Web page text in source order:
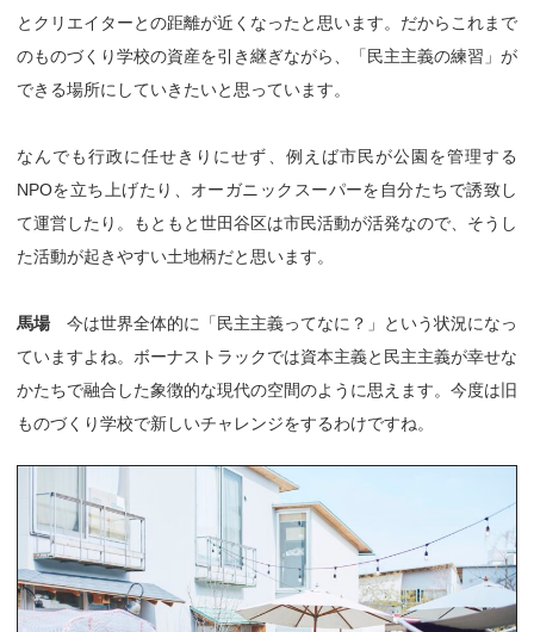
とクリエイターとの距離が近くなったと思います。だからこれまで
のものづくり学校の資産を引き継ぎながら、「民主主義の練習」が
できる場所にしていきたいと思っています。
なんでも行政に任せきりにせず、例えば市民が公園を管理する
NPOを立ち上げたり、オーガニックスーパーを自分たちで誘致し
て運営したり。もともと世田谷区は市民活動が活発なので、そうし
た活動が起きやすい土地柄だと思います。
馬場今は世界全体的に「民主主義ってなに？」という状況になっ
ていますよね。ボーナストラックでは資本主義と民主主義が幸せな
かたちで融合した象徴的な現代の空間のように思えます。今度は旧
ものづくり学校で新しいチャレンジをするわけですね。